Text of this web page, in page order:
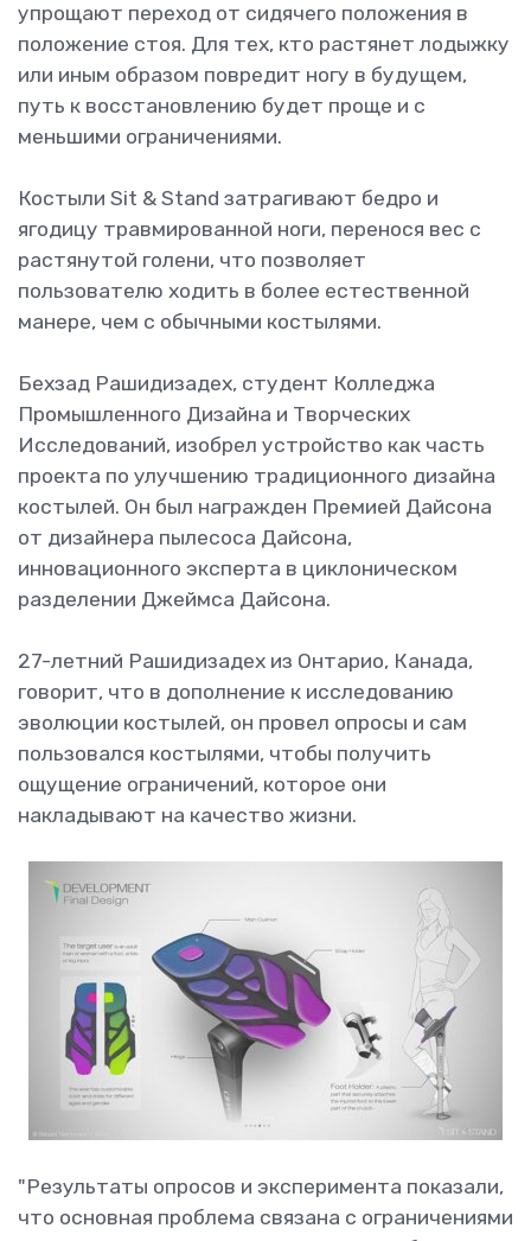
упрощают переход от сидячего положения в
положение стоя. Для тех, кто растянет лодыжку
или иным образом повредит ногу в будущем,
путь к восстановлению будет проще и с
меньшими ограничениями.
Костыли Sit & Stand затрагивают бедро и
ягодицу травмированной ноги, перенося вес с
растянутой голени, что позволяет
пользователю ходить в более естественной
манере, чем с обычными костылями.
Бехзад Рашидизадех, студент Колледжа
Промышленного Дизайна и Творческих
Исследований, изобрел устройство как часть
проекта по улучшению традиционного дизайна
костылей. Он был награжден Премией Дайсона
от дизайнера пылесоса Дайсона,
инновационного эксперта в циклоническом
разделении Джеймса Дайсона.
27-летний Рашидизадех из Онтарио, Канада,
говорит, что в дополнение к исследованию
эволюции костылей, он провел опросы и сам
пользовался костылями, чтобы получить
ощущение ограничений, которое они
накладывают на качество жизни.
"Результаты опросов и эксперимента показали,
что основная проблема связана с ограничениями